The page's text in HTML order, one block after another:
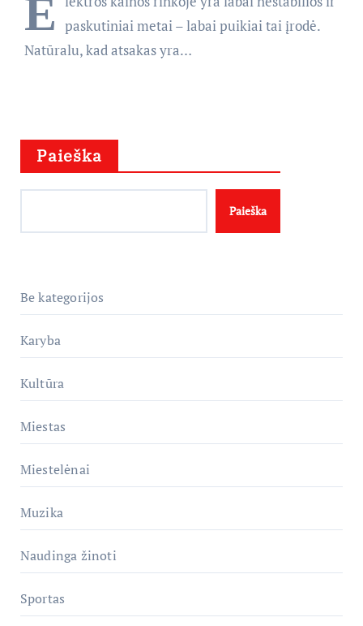
E paskutiniai metai – labai puikiai tai įrodė.
Natūralu, kad atsakas yra…
Paieška
Paieška
Be kategorijos
Karyba
Kultūra
Miestas
Miestelėnai
Muzika
Naudinga žinoti
Sportas